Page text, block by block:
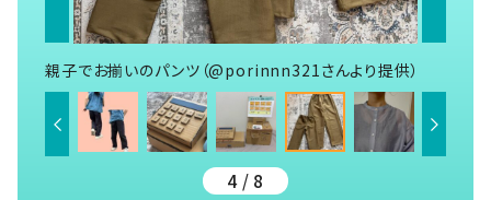
親子でお揃いのパンツ（@porinnn321さんより提供）
4 / 8